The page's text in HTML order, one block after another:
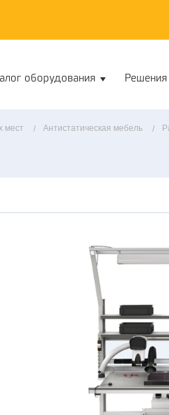
оборудования Решения
мест Антистатическая мебель